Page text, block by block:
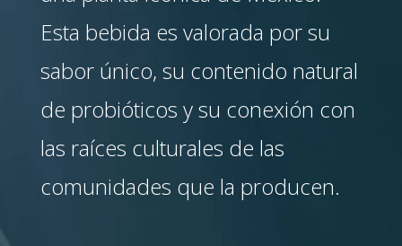
Esta bebida es valorada por su
sabor único, su contenido natural
de probióticos y su conexión con
las raíces culturales de las
comunidades que la producen.